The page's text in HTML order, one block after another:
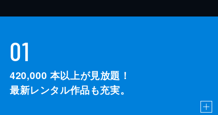
01
420,000 本以上が見放題！
最新レンタル作品も充実。